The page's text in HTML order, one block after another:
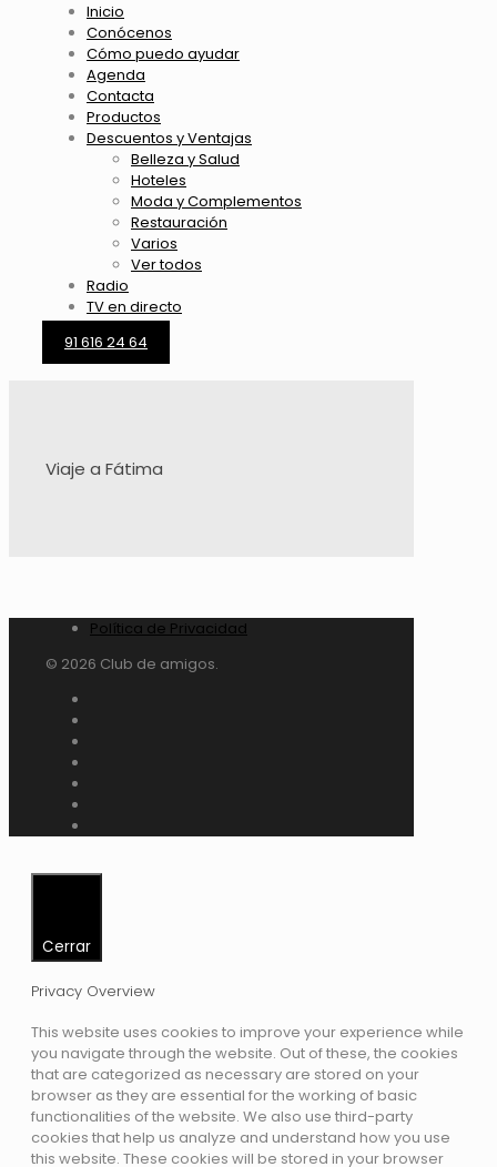
Inicio
Conócenos
Cómo puedo ayudar
Agenda
Contacta
Productos
Descuentos y Ventajas
Belleza y Salud
Hoteles
Moda y Complementos
Restauración
Varios
Ver todos
Radio
TV en directo
91 616 24 64
Viaje a Fátima
Política de Privacidad
© 2026 Club de amigos.
Cerrar
Privacy Overview
This website uses cookies to improve your experience while
you navigate through the website. Out of these, the cookies
that are categorized as necessary are stored on your
browser as they are essential for the working of basic
functionalities of the website. We also use third-party
cookies that help us analyze and understand how you use
this website. These cookies will be stored in your browser